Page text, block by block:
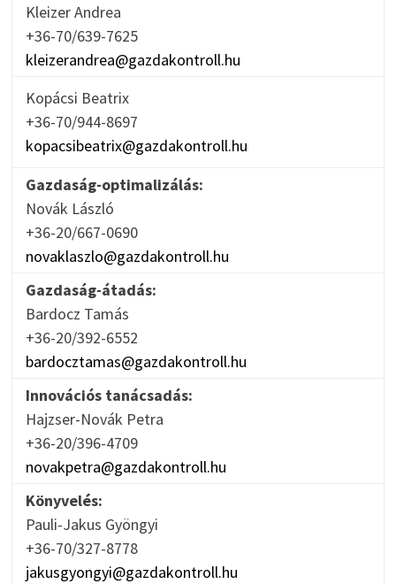
Kleizer Andrea
+36-70/639-7625
kleizerandrea@gazdakontroll.hu
Kopácsi Beatrix
+36-70/944-8697
kopacsibeatrix@gazdakontroll.hu
Gazdaság-optimalizálás:
Novák László
+36-20/667-0690
novaklaszlo@gazdakontroll.hu
Gazdaság-átadás:
Bardocz Tamás
+36-20/392-6552
bardocztamas@gazdakontroll.hu
Innovációs tanácsadás:
Hajzser-Novák Petra
+36-20/396-4709
novakpetra@gazdakontroll.hu
Könyvelés:
Pauli-Jakus Gyöngyi
+36-70/327-8778
jakusgyongyi@gazdakontroll.hu